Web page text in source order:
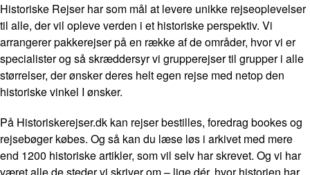
Historiske Rejser har som mål at levere unikke rejseoplevelser
til alle, der vil opleve verden i et historiske perspektiv. Vi
arrangerer pakkerejser på en række af de områder, hvor vi er
specialister og så skræddersyr vi grupperejser til grupper i alle
størrelser, der ønsker deres helt egen rejse med netop den
historiske vinkel I ønsker.
På Historiskerejser.dk kan rejser bestilles, foredrag bookes og
rejsebøger købes. Og så kan du læse løs i arkivet med mere
end 1200 historiske artikler, som vil selv har skrevet. Og vi har